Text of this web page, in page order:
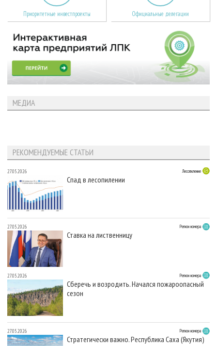
Приоритетные инвестпроекты Официальные делегации
МЕДИА
РЕКОМЕНДУЕМЫЕ СТАТЬИ
27.05.2026 Лесопиление
Спад в лесопилении
27.05.2026 Регион номера
Ставка на лиственницу
27.05.2026 Регион номера
Сберечь и возродить. Начался пожароопасный
сезон
27.05.2026 Регион номера
Стратегически важно. Республика Саха (Якутия)